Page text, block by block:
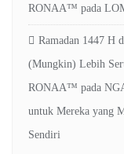
RONAA™ pada
Ramadan 1447 H
(Mungkin) Lebih
RONAA™ pada
untuk Mereka yang
Sendiri